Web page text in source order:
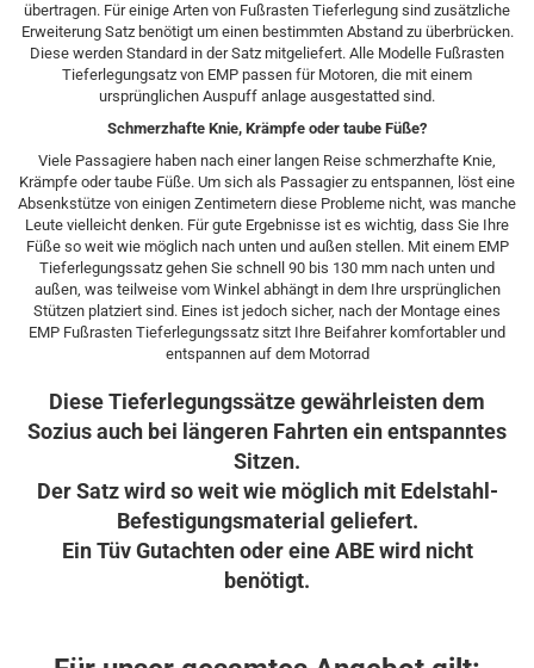
übertragen. Für einige Arten von Fußrasten Tieferlegung sind zusätzliche
Erweiterung Satz benötigt um einen bestimmten Abstand zu überbrücken.
Diese werden Standard in der Satz mitgeliefert. Alle Modelle Fußrasten
Tieferlegungsatz von EMP passen für Motoren, die mit einem
ursprünglichen Auspuff anlage ausgestatted sind.
Schmerzhafte Knie, Krämpfe oder taube Füße?
Viele Passagiere haben nach einer langen Reise schmerzhafte Knie,
Krämpfe oder taube Füße. Um sich als Passagier zu entspannen, löst eine
Absenkstütze von einigen Zentimetern diese Probleme nicht, was manche
Leute vielleicht denken. Für gute Ergebnisse ist es wichtig, dass Sie Ihre
Füße so weit wie möglich nach unten und außen stellen. Mit einem EMP
Tieferlegungssatz gehen Sie schnell 90 bis 130 mm nach unten und
außen, was teilweise vom Winkel abhängt in dem Ihre ursprünglichen
Stützen platziert sind. Eines ist jedoch sicher, nach der Montage eines
EMP Fußrasten Tieferlegungssatz sitzt Ihre Beifahrer komfortabler und
entspannen auf dem Motorrad
Diese Tieferlegungssätze gewährleisten dem
Sozius auch bei längeren Fahrten ein entspanntes
Sitzen.
Der Satz wird so weit wie möglich mit Edelstahl-
Befestigungsmaterial geliefert.
Ein Tüv Gutachten oder eine ABE wird nicht
benötigt.